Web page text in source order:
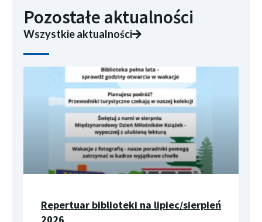
Pozostałe aktualności
Wszystkie aktualności
Repertuar biblioteki na lipiec/sierpień